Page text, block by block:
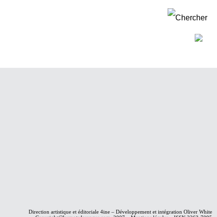
Direction artistique et éditoriale 4ine – Développement et intégration Oliver White